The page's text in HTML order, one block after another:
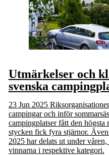
Utmärkelser och
svenska
23 Jun 2025
campingar och inför
campingplatser fått den
stycken fick fyra stjärnor.
2025 har delats ut under
vinnarna i respektive kategori.